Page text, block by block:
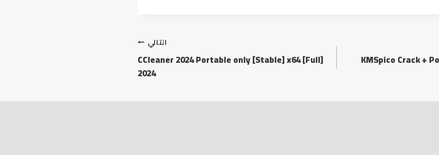
KMSpico Crack +
التالي
CCleaner 2024 Portable only [Stable] x64 [Full]
2024